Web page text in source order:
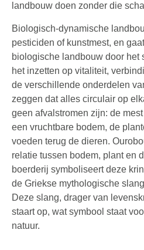
landbouw doen zonder die
Biologisch-dynamische
pesticiden of kunstmest, en
biologische landbouw door het
het inzetten op vitaliteit,
de verschillende onderdelen
zeggen dat alles circulair op
geen afvalstromen zijn: de
een vruchtbare bodem, de
voeden terug de dieren.
relatie tussen bodem, plant en
boerderij symboliseert deze
de Griekse mythologische
Deze slang, drager van
staart op, wat symbool staat
natuur.